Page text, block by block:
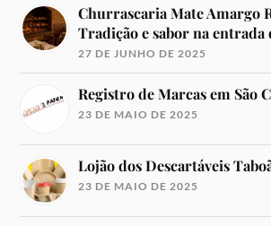
Churrascaria Mate Amargo
Tradição e sabor na entrada
27 DE JUNHO DE 2025
Registro de Marcas em São
23 DE MAIO DE 2025
Lojão dos Descartáveis
23 DE MAIO DE 2025